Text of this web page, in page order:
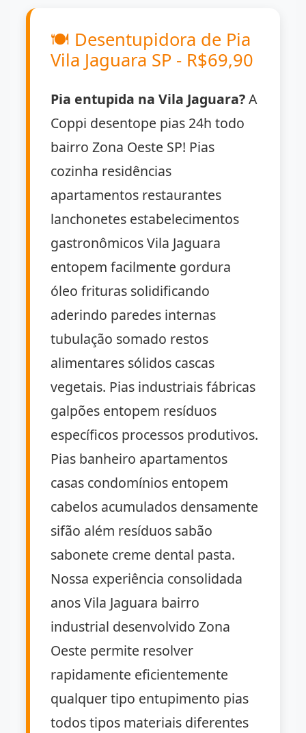
🍽️ Desentupidora de Pia
Vila Jaguara SP - R$69,90
Pia entupida na Vila Jaguara?A
Coppi desentope pias 24h todo
bairro Zona Oeste SP! Pias
cozinha residências
apartamentos restaurantes
lanchonetes estabelecimentos
gastronômicos Vila Jaguara
entopem facilmente gordura
óleo frituras solidificando
aderindo paredes internas
tubulação somado restos
alimentares sólidos cascas
vegetais. Pias industriais fábricas
galpões entopem resíduos
específicos processos produtivos.
Pias banheiro apartamentos
casas condomínios entopem
cabelos acumulados densamente
sifão além resíduos sabão
sabonete creme dental pasta.
Nossa experiência consolidada
anos Vila Jaguara bairro
industrial desenvolvido Zona
Oeste permite resolver
rapidamente eficientemente
qualquer tipo entupimento pias
todos tipos materiais diferentes